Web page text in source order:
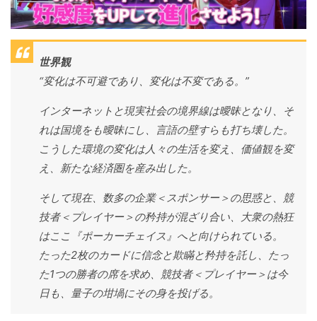
世界観
“変化は不可避であり、変化は不変である。”
インターネットと現実社会の境界線は曖昧となり、そ
れは国境をも曖昧にし、言語の壁すらも打ち壊した。
こうした環境の変化は人々の生活を変え、価値観を変
え、新たな経済圏を産み出した。
そして現在、数多の企業＜スポンサー＞の思惑と、競
技者＜プレイヤー＞の矜持が混ざり合い、大衆の熱狂
はここ『ポーカーチェイス』へと向けられている。
たった2枚のカードに信念と欺瞞と矜持を託し、たっ
た1つの勝者の席を求め、競技者＜プレイヤー＞は今
日も、量子の坩堝にその身を投げる。